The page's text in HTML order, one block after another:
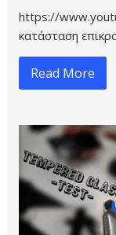
https://
κατάσταση
Read More